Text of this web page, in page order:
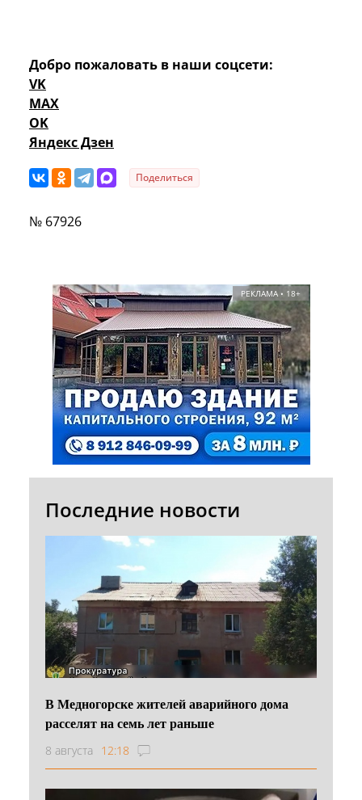
Добро пожаловать в наши соцсети:
VK
MAX
OK
Яндекс Дзен
Поделиться
№ 67926
РЕКЛАМА • 18+
Последние новости
В Медногорске жителей аварийного дома
расселят на семь лет раньше
8 августа 12:18